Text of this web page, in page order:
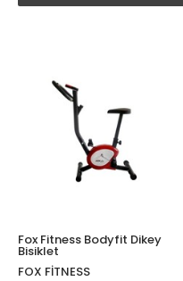
Fox Fitness Bodyfit Dikey
Bisiklet
FOX FITNESS